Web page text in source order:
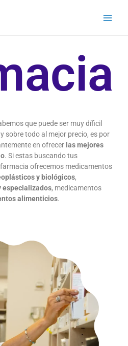
que puede ser muy díficil
sobre todo al mejor precio, es por
en ofrecer las mejores
. Si estas buscando tus
ofrecemos medicamentos
y biológicos,
especializados, medicamentos
alimenticios.